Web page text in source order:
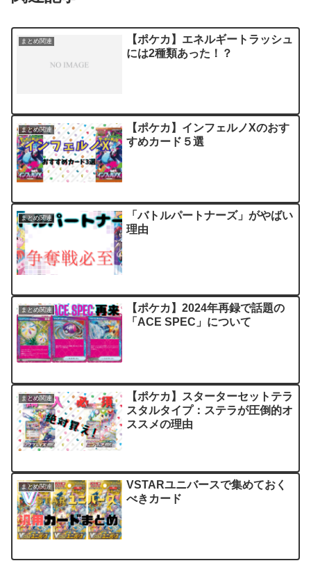
まとめ関連
【ポケカ】エネルギートラッシュ
には2種類あった！？
まとめ関連
【ポケカ】インフェルノXのおす
すめカード５選
まとめ関連
「バトルパートナーズ」がやばい
理由
まとめ関連
【ポケカ】2024年再録で話題の
「ACE SPEC」について
まとめ関連
【ポケカ】スターターセットテラ
スタルタイプ：ステラが圧倒的オ
ススメの理由
まとめ関連
VSTARユニバースで集めておく
べきカード